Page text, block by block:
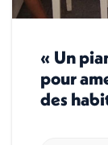
« Un
pour
des